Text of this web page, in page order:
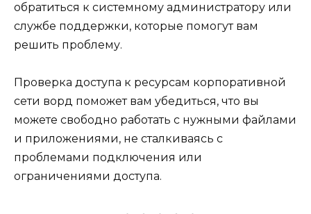
обратиться к системному администратору или
службе поддержки, которые помогут вам
решить проблему.
Проверка доступа к ресурсам корпоративной
сети ворд поможет вам убедиться, что вы
можете свободно работать с нужными файлами
и приложениями, не сталкиваясь с
проблемами подключения или
ограничениями доступа.